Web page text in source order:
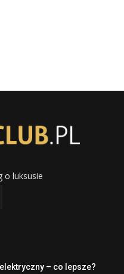
o luksusie
– co lepsze?